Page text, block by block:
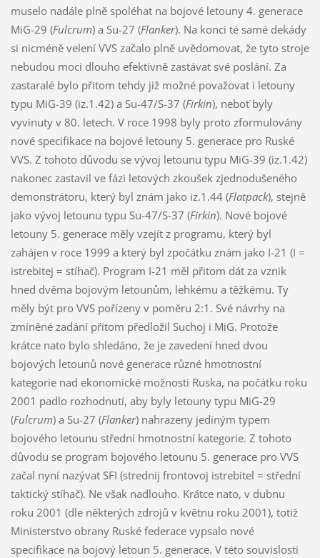
muselo nadále plně spoléhat na bojové letouny 4. generace
MiG-29 (Fulcrum) a Su-27 (Flanker). Na konci té samé dekády
si nicméně velení VVS začalo plně uvědomovat, že tyto stroje
nebudou moci dlouho efektivně zastávat své poslání. Za
zastaralé bylo přitom tehdy již možné považovat i letouny
typu MiG-39 (iz.1.42) a Su-47/S-37 (Firkin), neboť byly
vyvinuty v 80. letech. V roce 1998 byly proto zformulovány
nové specifikace na bojové letouny 5. generace pro Ruské
VVS. Z tohoto důvodu se vývoj letounu typu MiG-39 (iz.1.42)
nakonec zastavil ve fázi letových zkoušek zjednodušeného
demonstrátoru, který byl znám jako iz.1.44 (Flatpack), stejně
jako vývoj letounu typu Su-47/S-37 (Firkin). Nové bojové
letouny 5. generace měly vzejít z programu, který byl
zahájen v roce 1999 a který byl zpočátku znám jako I-21 (I =
istrebitej = stíhač). Program I-21 měl přitom dát za vznik
hned dvěma bojovým letounům, lehkému a těžkému. Ty
měly být pro VVS pořízeny v poměru 2:1. Své návrhy na
zmíněné zadání přitom předložil Suchoj i MiG. Protože
krátce nato bylo shledáno, že je zavedení hned dvou
bojových letounů nové generace různé hmotnostní
kategorie nad ekonomické možnosti Ruska, na počátku roku
2001 padlo rozhodnutí, aby byly letouny typu MiG-29
(Fulcrum) a Su-27 (Flanker) nahrazeny jediným typem
bojového letounu střední hmotnostní kategorie. Z tohoto
důvodu se program bojového letounu 5. generace pro VVS
začal nyní nazývat SFI (strednij frontovoj istrebitel = střední
taktický stíhač). Ne však nadlouho. Krátce nato, v dubnu
roku 2001 (dle některých zdrojů v květnu roku 2001), totiž
Ministerstvo obrany Ruské federace vypsalo nové
specifikace na bojový letoun 5. generace. V této souvislosti